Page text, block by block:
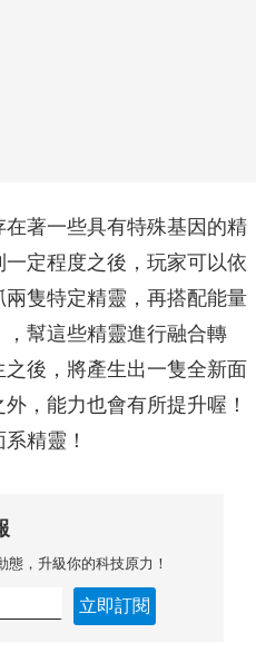
著一些具有特殊基因的精
定程度之後，玩家可以依
隻特定精靈，再搭配能量
幫這些精靈進行融合轉
後，將產生出一隻全新面
，能力也會有所提升喔！
精靈！
，升級你的科技原力！
立即訂閱